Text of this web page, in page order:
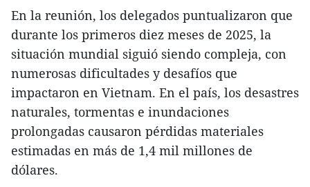
En la reunión, los delegados puntualizaron que
durante los primeros diez meses de 2025, la
situación mundial siguió siendo compleja, con
numerosas dificultades y desafíos que
impactaron en Vietnam. En el país, los desastres
naturales, tormentas e inundaciones
prolongadas causaron pérdidas materiales
estimadas en más de 1,4 mil millones de
dólares.